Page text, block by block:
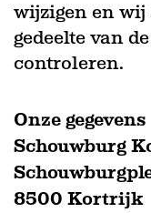
wijzigen en
gedeelte van
controleren.
Onze gegevens
Schouwburg
8500 Kortrijk